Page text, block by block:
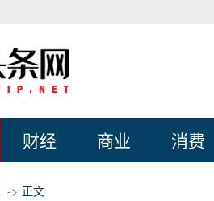
财经 商业 消费
-> 正文